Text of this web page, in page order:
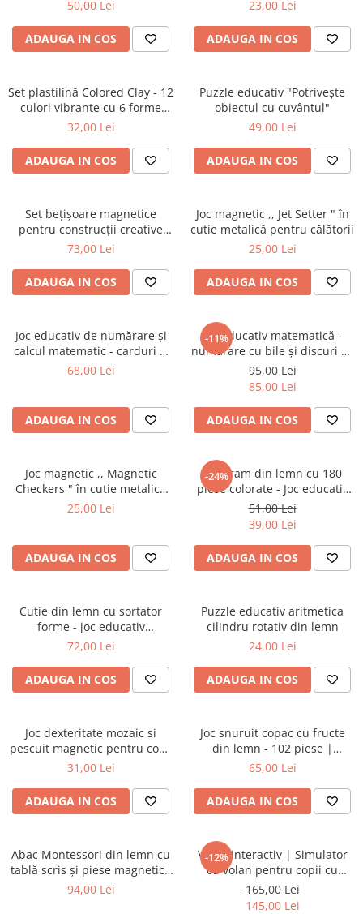
50,00 Lei
ADAUGA IN COS
23,00 Lei
ADAUGA IN COS
Set plastilină Colored Clay - 12
culori vibrante cu 6 forme
pentru modelaj
32,00 Lei
ADAUGA IN COS
Puzzle educativ "Potrivește
obiectul cu cuvântul"
49,00 Lei
ADAUGA IN COS
Set bețișoare magnetice
pentru construcții creative
Magnetic Sticks, 42 piese
73,00 Lei
ADAUGA IN COS
Joc magnetic ,, Jet Setter " în
cutie metalică pentru călătorii
25,00 Lei
ADAUGA IN COS
Joc educativ de numărare și
calcul matematic - carduri și
pioni si cifre
68,00 Lei
ADAUGA IN COS
-11%
Joc educativ matematică -
numărare cu bile și discuri cu
cifre
95,00 Lei
85,00 Lei
ADAUGA IN COS
Joc magnetic ,, Magnetic
Checkers " în cutie metalică
pentru călătorii
25,00 Lei
ADAUGA IN COS
-24%
Tangram din lemn cu 180
piese colorate - Joc educativ
Montessori pentru copii
51,00 Lei
39,00 Lei
ADAUGA IN COS
Cutie din lemn cu sortator
forme - joc educativ
motricitate copii 3+
72,00 Lei
ADAUGA IN COS
Puzzle educativ aritmetica
cilindru rotativ din lemn
24,00 Lei
ADAUGA IN COS
Joc dexteritate mozaic si
pescuit magnetic pentru copii
3 ani+
31,00 Lei
ADAUGA IN COS
Joc snuruit copac cu fructe
din lemn - 102 piese |
ZukiToys.ro
65,00 Lei
ADAUGA IN COS
Abac Montessori din lemn cu
tablă scris și piese magnetice
- copii 3 ani+
94,00 Lei
-12%
Volan interactiv | Simulator
cu volan pentru copii cu
sunete si lumini
165,00 Lei
145,00 Lei